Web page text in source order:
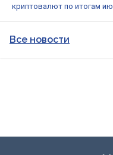
криптовалют по итогам
Все новости